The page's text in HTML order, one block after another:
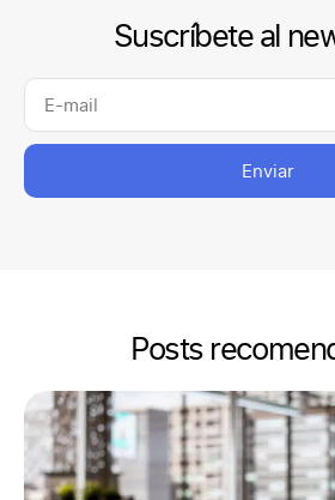
Suscríbete al
Enviar
Posts